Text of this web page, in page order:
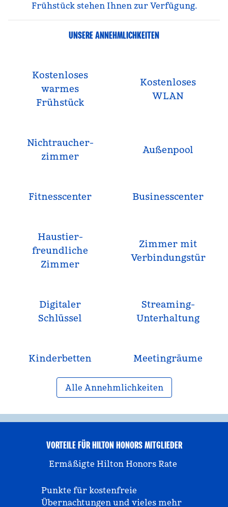
Frühstück stehen Ihnen zur Verfügung.
UNSERE ANNEHMLICHKEITEN
Kostenloses
warmes
Frühstück
Kostenloses
WLAN
Nichtraucher­
zimmer
Außenpool
Fitnesscenter Business­center
Haustier­
freundliche
Zimmer
Zimmer mit
Verbindungstür
Digitaler
Schlüssel
Streaming-
Unterhaltung
Kinderbetten Meeting­räume
Alle Annehmlichkeiten
VORTEILE FÜR HILTON HONORS MITGLIEDER
Ermäßigte Hilton Honors Rate
Punkte für kostenfreie
Übernachtungen und vieles mehr